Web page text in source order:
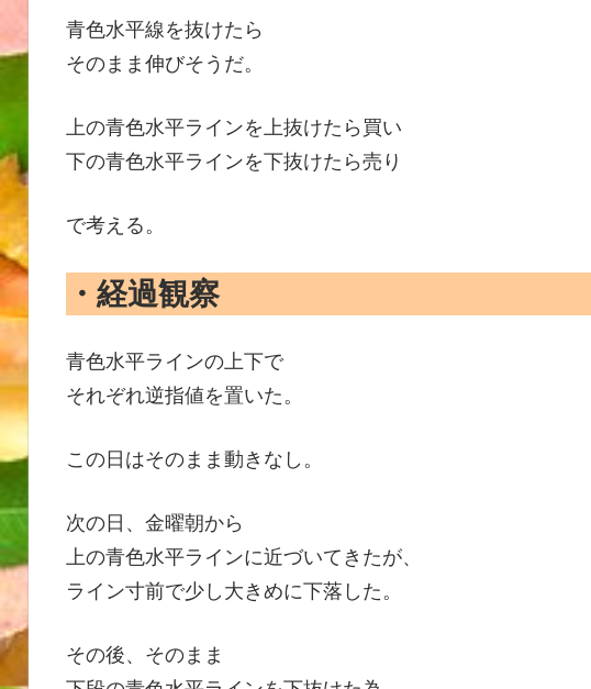
青色水平線を抜けたら
そのまま伸びそうだ。
上の青色水平ラインを上抜けたら買い
下の青色水平ラインを下抜けたら売り
で考える。
・経過観察
青色水平ラインの上下で
それぞれ逆指値を置いた。
この日はそのまま動きなし。
次の日、金曜朝から
上の青色水平ラインに近づいてきたが、
ライン寸前で少し大きめに下落した。
その後、そのまま